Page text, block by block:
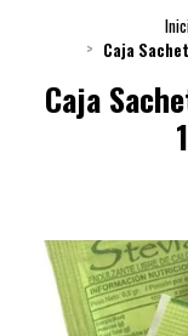
Caja
Caja